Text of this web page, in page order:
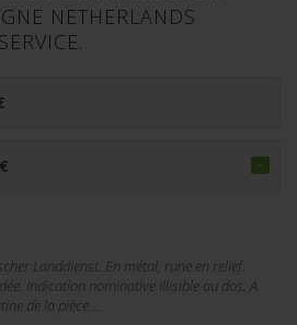
NETHERLANDS
€
Landdienst. En métal, rune en relief.
Indication nominative illisible au dos. A
de la pièce....